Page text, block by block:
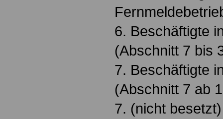
6. Beschäftigte
(Abschnitt 7 bis
7. Beschäftigte
(Abschnitt 7 ab
7. (nicht besetzt)